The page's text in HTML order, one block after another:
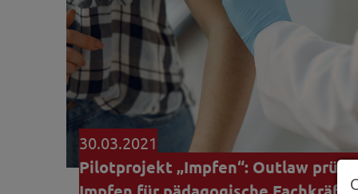
30.03.2021
Pilotprojekt „Impfen“: Outlaw